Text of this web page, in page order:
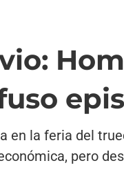
en la feria del
pero